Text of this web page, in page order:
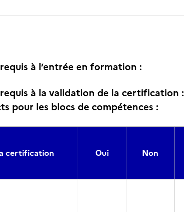
à l’entrée en formation :
à la validation de la certification :
pour les blocs de compétences :
certification Oui Non